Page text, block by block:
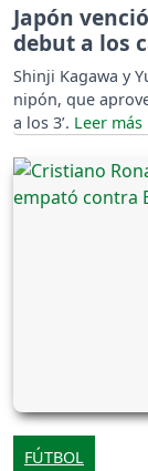
Japón
debut a los
Shinji Kagawa y
nipón, que
a los 3’.
FÚTBOL